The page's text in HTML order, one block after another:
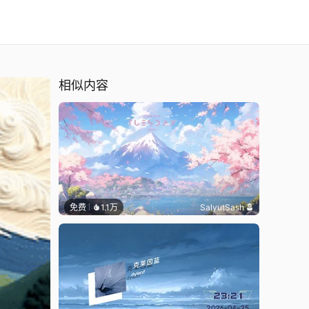
相似内容
免费 1.1万 SalyutSash